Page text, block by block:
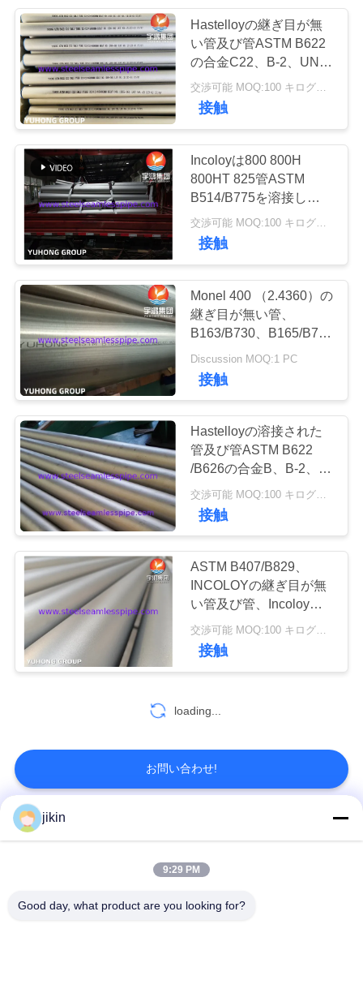
に
連
絡
し
な
引
用
を
要
求
し
な
さ
い
COMPANY
NEWS
PRIVACY
POLICY
ニードルチューブ
フィンチューブ
746
熱交換器
熱交換器の管
482
熱交換管のバンド
ル
55
熱交換器Tubesheet
129
Hastelloyの継ぎ目が無
い管及び管ASTM B622
の合金C22、B-2、UNS
N10276、N06022、
N06455、N10675、
N06035、N06030、
交渉可能 MOQ:100 キログラム
接触
Incoloyは800 800H
800HT 825管ASTM
B514/B775を溶接した;
溶接されたASTM
B515/B751
交渉可能 MOQ:100 キログラム
接触
Monel 400 （2.4360）の
継ぎ目が無い管、
B163/B730、B165/B725
の明るいアニーリング、
100% UT及びと及びHT
Discussion MOQ:1 PC
接触
Hastelloyの溶接された
管及び管ASTM B622
/B626の合金B、B-2、
UNS N10276、
N06022、N06455、
N10675、N06035、
交渉可能 MOQ:100 キログラム
接触
ASTM B407/B829、
INCOLOYの継ぎ目が無
い管及び管、Incoloy
800,800H、800HT、
825
交渉可能 MOQ:100 キログラム
接触
loading...
お問い合わせ!
ムレスパイプ
目が無い管
jikin
9:29 PM
Good day, what product are you looking for?